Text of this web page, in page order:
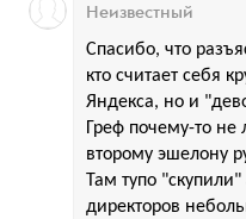
Спасибо, что
кто считает себя
Яндекса, но и
Греф почему-то
второму эшелону
Там тупо
директоров
Неизвестный